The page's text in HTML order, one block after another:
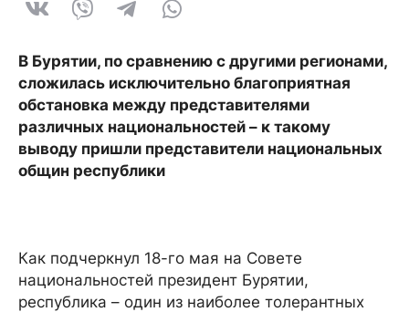
В Бурятии, по сравнению с другими регионами,
сложилась исключительно благоприятная
обстановка между представителями
различных национальностей – к такому
выводу пришли представители национальных
общин республики
Как подчеркнул 18-го мая на Совете
национальностей президент Бурятии,
республика – один из наиболее толерантных